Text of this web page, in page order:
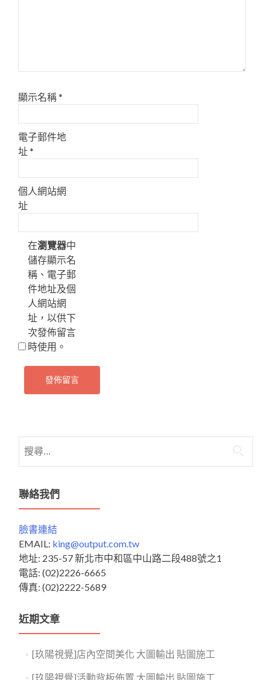
顯示名稱*
電子郵件地
址*
個人網站網
址
在瀏覽器中
儲存顯示名
稱、電子郵
件地址及個
人網站網
址，以供下
次發佈留言
時使用。
尋
鍵
字:
聯絡我們
臉書連結
EMAIL: king@output.com.tw
地址: 235-57 新北市中和區中山路二段488號之1
電話: (02)2226-6665
傳真: (02)2222-5689
近期文章
[玖陽視覺]店內空間美化 大圖輸出 貼圖施工
[玖陽視覺]活動背板佈置 大圖輸出 貼圖施工